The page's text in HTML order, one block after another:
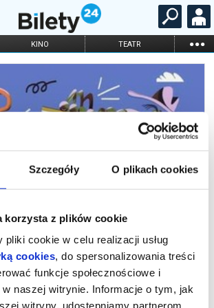
Szczegóły O plikach cookies
korzysta z plików cookie
cookie w celu realizacji usług
cookies, do spersonalizowania treści
funkcje społecznościowe i
naszej witrynie. Informacje o tym, jak
witryny, udostępniamy partnerom
KINO TEATR ...
OPERA I BALET
ONLINE KARNETY
do uszka maluszk